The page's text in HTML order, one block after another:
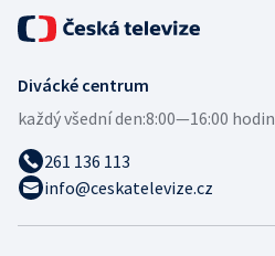
Divácké centrum
každý všední den:8:00—16:00 hodin
261 136 113
info@ceskatelevize.cz